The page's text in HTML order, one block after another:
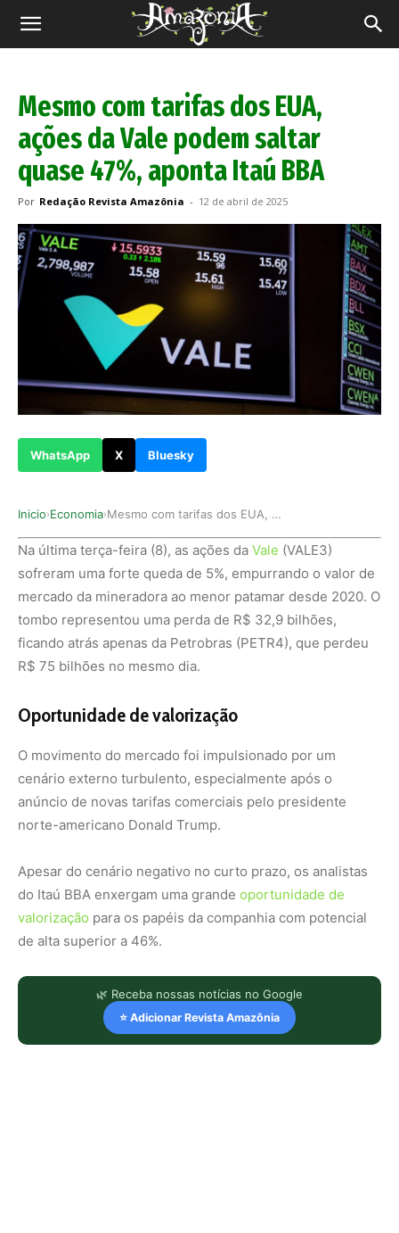
Revista
Mesmo com tarifas dos EUA,
ações da Vale podem saltar
quase 47%, aponta Itaú BBA
Por Redação Revista Amazônia - 12 de abril de 2025
WhatsApp X Bluesky
Inicio›Economia› Mesmo com tarifas dos EUA, ações da Vale podem …
Na última terça-feira (8), as ações da Vale (VALE3)
sofreram uma forte queda de 5%, empurrando o valor de
mercado da mineradora ao menor patamar desde 2020. O
tombo representou uma perda de R$ 32,9 bilhões,
ficando atrás apenas da Petrobras (PETR4), que perdeu
R$ 75 bilhões no mesmo dia.
Oportunidade de valorização
O movimento do mercado foi impulsionado por um
cenário externo turbulento, especialmente após o
anúncio de novas tarifas comerciais pelo presidente
norte-americano Donald Trump.
Apesar do cenário negativo no curto prazo, os analistas
do Itaú BBA enxergam uma grande oportunidade de
valorização para os papéis da companhia com potencial
de alta superior a 46%.
🌿 Receba nossas notícias no Google
⭐ Adicionar Revista Amazônia